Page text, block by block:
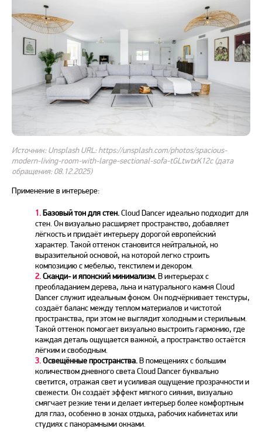
Источник: Unsplash URL: https://unsplash.com/photos/spacious-
modern-living-room-with-large-sectional-sofa-tGLtwtxK12c (дата
обращения: 08.12.2025)
Применение в интерьере:
1.Базовый тон для стен.Cloud Dancer идеально подходит для
стен. Он визуально расширяет пространство, добавляет
лёгкость и придаёт интерьеру дорогой европейский
характер. Такой оттенок становится нейтральной, но
выразительной основой, на которой легко строить
композицию с мебелью, текстилем и декором.
2.Сканди- и японский минимализм.В интерьерах с
преобладанием дерева, льна и натурального камня Cloud
Dancer служит идеальным фоном. Он подчёркивает текстуры,
создаёт баланс между теплом материалов и чистотой
пространства, при этом не выглядит холодным и стерильным.
Такой оттенок помогает визуально выстроить гармонию, где
каждая деталь ощущается важной, а пространство остаётся
лёгким и свободным.
3.Освещённые пространства.В помещениях с большим
количеством дневного света Cloud Dancer буквально
светится, отражая свет и усиливая ощущение прозрачности и
свежести. Он создаёт эффект мягкого сияния, визуально
смягчает резкие тени и делает интерьер более комфортным
для глаз, особенно в зонах отдыха, рабочих кабинетах или
студиях с панорамными окнами.